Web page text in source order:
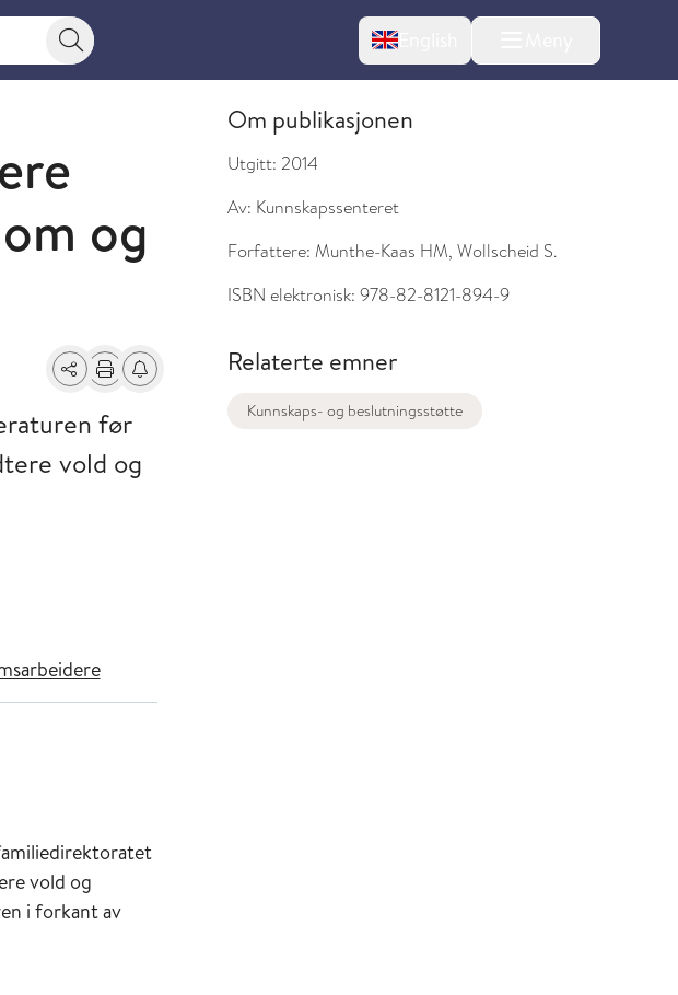
Søkeknapp English
og
Del Skriv utFå varsel om endringer
før
vold og
vold og
i forkant av
Om publikasjonen
Utgitt: 2014
Av: Kunnskapssenteret
Forfattere: Munthe-Kaas HM, Wollscheid S.
ISBN elektronisk: 978-82-8121-894-9
Relaterte emner
Kunnskaps- og beslutningsstøtte